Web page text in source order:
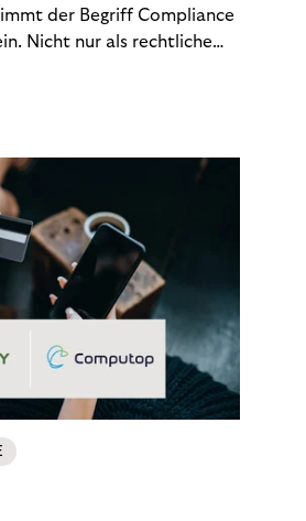
der Begriff Compliance
Nicht nur als rechtliche
einem Umfeld steigender
Unternehmen an die
Mechanismen.